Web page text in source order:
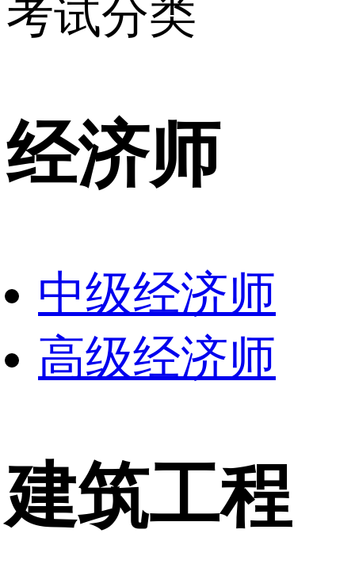
考试分类
经济师
中级经济师
高级经济师
建筑工程